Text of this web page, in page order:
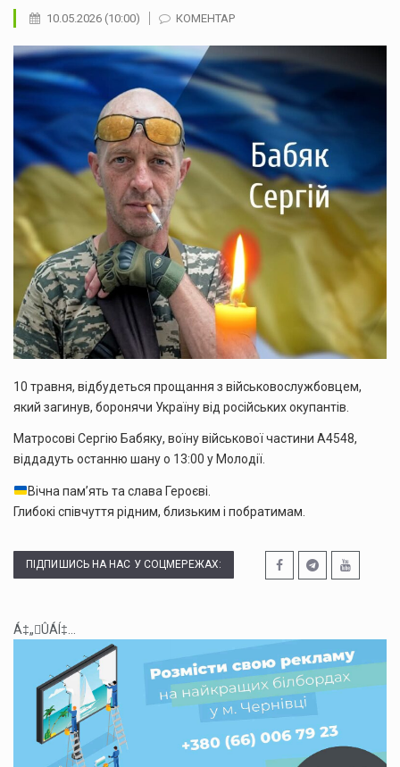
10.05.2026 (10:00) КОМЕНТАР
10 травня, відбудеться прощання з військовослужбовцем,
який загинув, боронячи Україну від російських окупантів.
Матросові Сергію Бабяку, воїну військової частини А4548,
віддадуть останню шану о 13:00 у Молодії.
Вічна пам’ять та слава Героєві.
Глибокі співчуття рідним, близьким і побратимам.
ПІДПИШИСЬ НА НАС У СОЦМЕРЕЖАХ:
Á‡„ÛÁÍ‡...